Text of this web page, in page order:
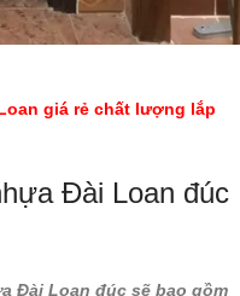
giá rẻ chất lượng lắp
Đài Loan đúc
Đài Loan đúc sẽ bao gồm